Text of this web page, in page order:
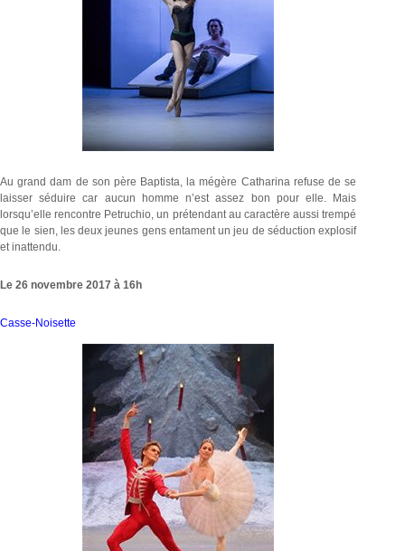
Au grand dam de son père Baptista, la mégère Catharina refuse de se
laisser séduire car aucun homme n’est assez bon pour elle. Mais
lorsqu’elle rencontre Petruchio, un prétendant au caractère aussi trempé
que le sien, les deux jeunes gens entament un jeu de séduction explosif
et inattendu.
Le 26 novembre 2017 à 16h
Casse-Noisette